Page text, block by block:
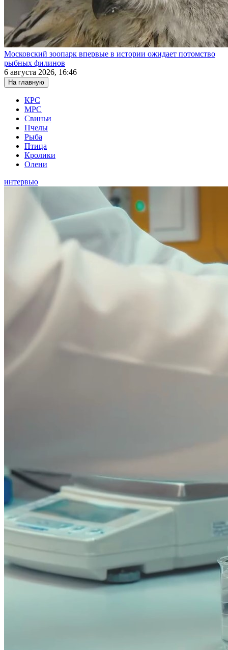
Московский зоопарк впервые в истории ожидает потомство
рыбных филинов
6 августа 2026, 16:46
На главную
КРС
МРС
Свиньи
Пчелы
Рыба
Птица
Кролики
Олени
интервью